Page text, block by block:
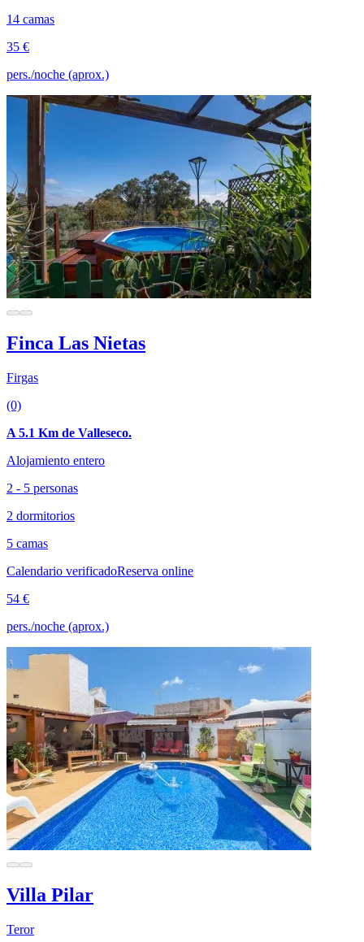
14 camas
35 €
pers./noche (aprox.)
Finca Las Nietas
Firgas
(0)
A 5.1 Km de Valleseco.
Alojamiento entero
2 - 5 personas
2 dormitorios
5 camas
Calendario verificadoReserva online
54 €
pers./noche (aprox.)
Villa Pilar
Teror